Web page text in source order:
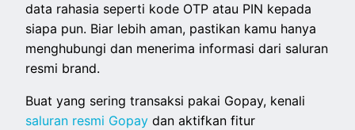
data rahasia seperti kode OTP atau PIN kepada
siapa pun. Biar lebih aman, pastikan kamu hanya
menghubungi dan menerima informasi dari saluran
resmi brand.
Buat yang sering transaksi pakai Gopay, kenali
saluran resmi Gopay dan aktifkan fitur